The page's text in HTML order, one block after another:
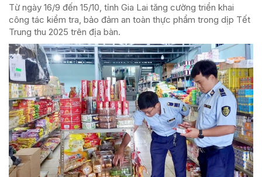
Từ ngày 16/9 đến 15/10, tỉnh Gia Lai tăng cường triển khai
công tác kiểm tra, bảo đảm an toàn thực phẩm trong dịp Tết
Trung thu 2025 trên địa bàn.